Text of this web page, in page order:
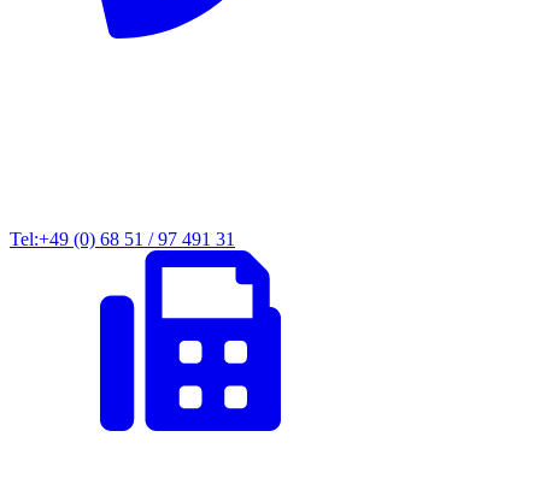
Tel:+49 (0) 68 51 / 97 491 31